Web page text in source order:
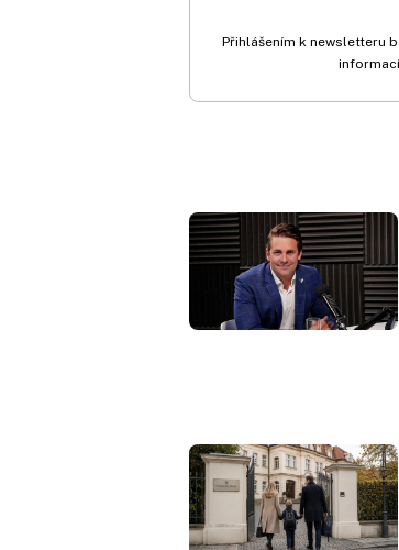
Přihlášením k newsletteru